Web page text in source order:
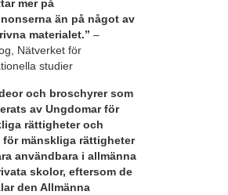
mer på
än på något av
materialet.” –
Nätverket för
studier
och broschyrer som
av Ungdomar för
rättigheter och
för mänskliga rättigheter
användbara i allmänna
skolor, eftersom de
den Allmänna